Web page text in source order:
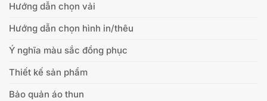
Hướng dẫn chọn vải
Hướng dẫn chọn hình in/thêu
Ý nghĩa màu sắc đồng phục
Thiết kế sản phẩm
Bảo quản áo thun